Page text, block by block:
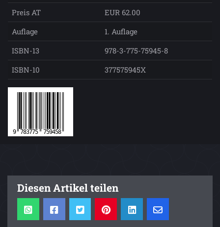
Preis AT
EUR 62.00
Auflage
1. Auflage
ISBN-13
978-3-775-75945-8
ISBN-10
377575945X
Diesen Artikel teilen